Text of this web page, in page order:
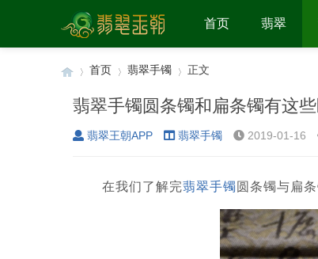
首页 翡翠
›
首页
›
翡翠手镯
›
正文
翡翠手镯圆条镯和扁条镯有这些
翡翠王朝APP 翡翠手镯 2019-01-16
在我们了解完翡翠手镯 圆条镯与扁